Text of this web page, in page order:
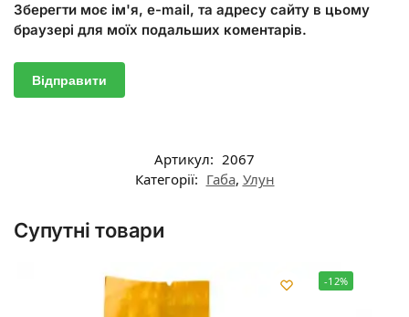
Зберегти моє ім'я, e-mail, та адресу сайту в цьому
браузері для моїх подальших коментарів.
Артикул: 2067
Категорії: Габа, Улун
Супутні товари
-12%